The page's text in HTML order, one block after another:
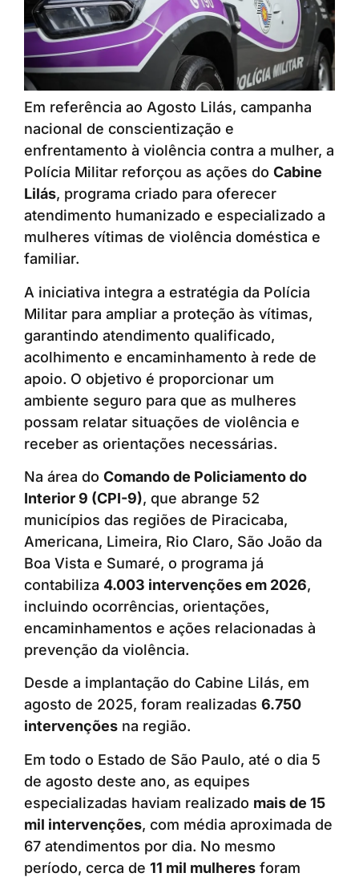
Em referência ao Agosto Lilás, campanha
nacional de conscientização e
enfrentamento à violência contra a mulher, a
Polícia Militar reforçou as ações do Cabine
Lilás, programa criado para oferecer
atendimento humanizado e especializado a
mulheres vítimas de violência doméstica e
familiar.
A iniciativa integra a estratégia da Polícia
Militar para ampliar a proteção às vítimas,
garantindo atendimento qualificado,
acolhimento e encaminhamento à rede de
apoio. O objetivo é proporcionar um
ambiente seguro para que as mulheres
possam relatar situações de violência e
receber as orientações necessárias.
Na área do Comando de Policiamento do
Interior 9 (CPI-9), que abrange 52
municípios das regiões de Piracicaba,
Americana, Limeira, Rio Claro, São João da
Boa Vista e Sumaré, o programa já
contabiliza 4.003 intervenções em 2026,
incluindo ocorrências, orientações,
encaminhamentos e ações relacionadas à
prevenção da violência.
Desde a implantação do Cabine Lilás, em
agosto de 2025, foram realizadas 6.750
intervenções na região.
Em todo o Estado de São Paulo, até o dia 5
de agosto deste ano, as equipes
especializadas haviam realizado mais de 15
mil intervenções, com média aproximada de
67 atendimentos por dia. No mesmo
período, cerca de 11 mil mulheres foram